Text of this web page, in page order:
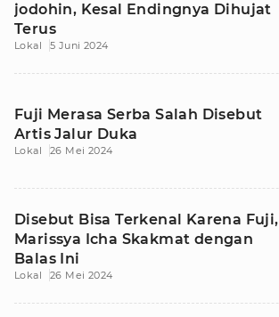
jodohin, Kesal Endingnya Dihujat
Terus
Lokal 5 Juni 2024
Fuji Merasa Serba Salah Disebut
Artis Jalur Duka
Lokal 26 Mei 2024
Disebut Bisa Terkenal Karena Fuji,
Marissya Icha Skakmat dengan
Balas Ini
Lokal 26 Mei 2024